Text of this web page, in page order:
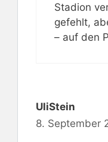
Stadion
gefehlt,
– auf den
UliStein
8. September